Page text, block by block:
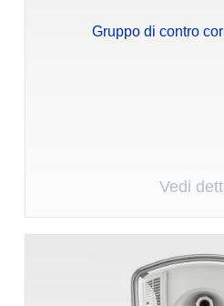
Gruppo di contro
Vedi